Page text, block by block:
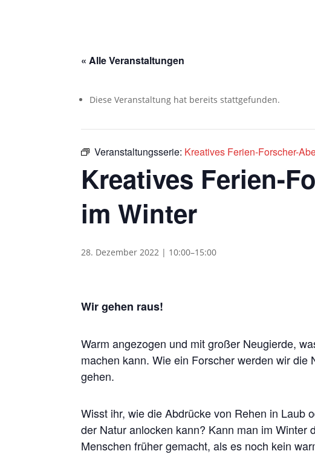
« Alle Veranstaltungen
Diese Veranstaltung hat bereits stattgefunden.
Veranstaltungsserie: Kreatives Ferien-Forscher-
Kreatives Ferien-
im Winter
28. Dezember 2022 | 10:00–15:00
Wir gehen raus!
Warm angezogen und mit großer Neugierde,
machen kann. Wie ein Forscher werden wir
gehen.
Wisst ihr, wie die Abdrücke von Rehen in Laub
der Natur anlocken kann? Kann man im
Menschen früher gemacht, als es noch kein